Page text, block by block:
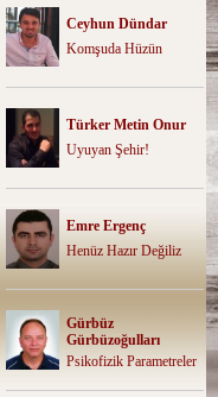
Ceyhun Dündar
Komşuda Hüzün
Türker Metin Onur
Uyuyan Şehir!
Emre Ergenç
Henüz Hazır Değiliz
Gürbüz
Gürbüzoğulları
Psikofizik Parametreler